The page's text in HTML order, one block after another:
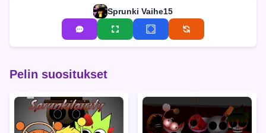
Sprunki Vaihe15
Pelin suositukset